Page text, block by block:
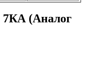
7КА (Аналог